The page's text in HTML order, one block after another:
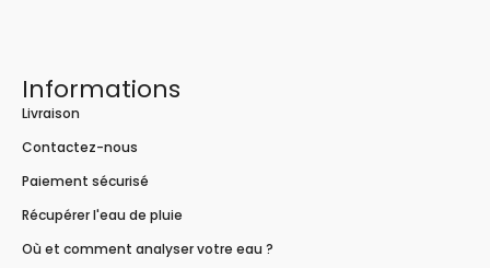
Informations
Livraison
Contactez-nous
Paiement sécurisé
Récupérer l'eau de pluie
Où et comment analyser votre eau ?